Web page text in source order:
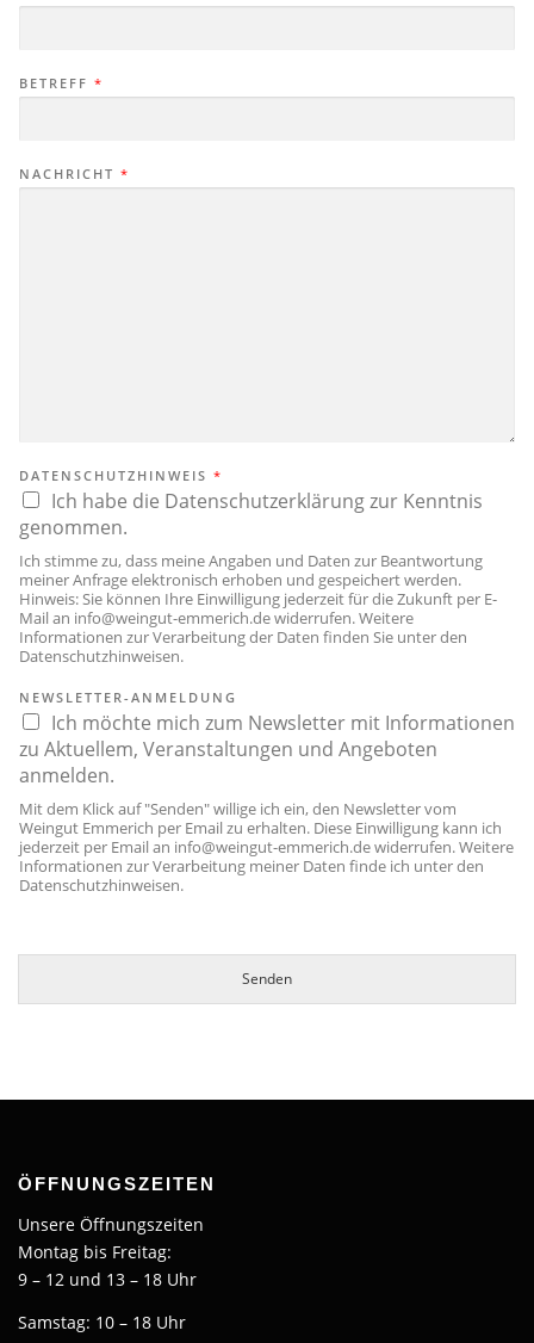
BETREFF *
NACHRICHT *
DATENSCHUTZHINWEIS *
Ich habe die Datenschutzerklärung zur Kenntnis
genommen.
Ich stimme zu, dass meine Angaben und Daten zur Beantwortung
meiner Anfrage elektronisch erhoben und gespeichert werden.
Hinweis: Sie können Ihre Einwilligung jederzeit für die Zukunft per E-
Mail an info@weingut-emmerich.dewiderrufen. Weitere
Informationen zur Verarbeitung der Daten finden Sie unter den
Datenschutzhinweisen.
NEWSLETTER-ANMELDUNG
Ich möchte mich zum Newsletter mit Informationen
zu Aktuellem, Veranstaltungen und Angeboten
anmelden.
Mit dem Klick auf "Senden" willige ich ein, den Newsletter vom
Weingut Emmerich per Email zu erhalten. Diese Einwilligung kann ich
jederzeit per Email an info@weingut-emmerich.dewiderrufen. Weitere
Informationen zur Verarbeitung meiner Daten finde ich unter den
Datenschutzhinweisen.
Senden
ÖFFNUNGSZEITEN
Unsere Öffnungszeiten
Montag bis Freitag:
9 – 12 und 13 – 18 Uhr
Samstag: 10 – 18 Uhr